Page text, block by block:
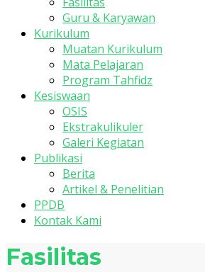
Guru & Karyawan
Kurikulum
Muatan Kurikulum
Mata Pelajaran
Program Tahfidz
Kesiswaan
OSIS
Ekstrakulikuler
Galeri Kegiatan
Publikasi
Berita
Artikel & Penelitian
PPDB
Kontak Kami
Fasilitas